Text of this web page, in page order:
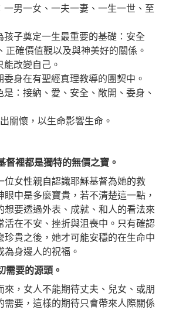
一男一女、一夫一妻、一生一世、至
孩子奠定一生最重要的基礎：安全
正確價值觀以及與神美好的關係。
改變自己。
身在有聖經真理教導的團契中。
：接納、愛、安全、敞開、委身、
關懷，以生命影響生命。
督裡都是獨特的無價之寶。
位女性親自認識耶穌基督為她的救
眼中是多麼寶貴，若不清楚這一點，
想要透過外表、成就、和人的看法來
活在不安、挫折與沮喪中。只有確認
珍貴之後，她才可能安穩的在生命中
身邊人的祝福。
需要的源頭。
來，女人不能期待丈夫、兒女、或朋
需要，這樣的期待只會帶來人際關係